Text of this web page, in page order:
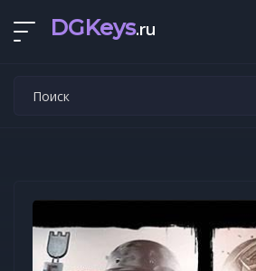
DGKeys.ru